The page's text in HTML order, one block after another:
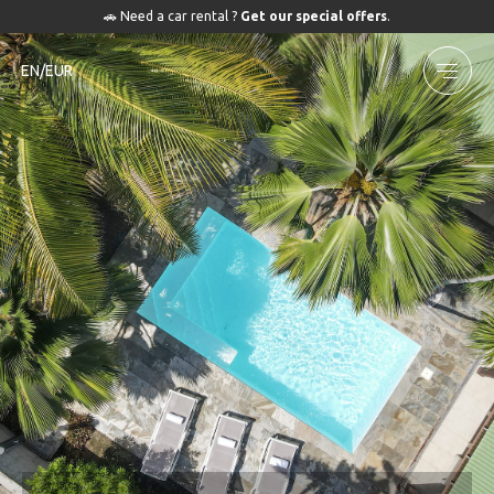
🚗 Need a car rental ? Get our special offers.
EN/EUR